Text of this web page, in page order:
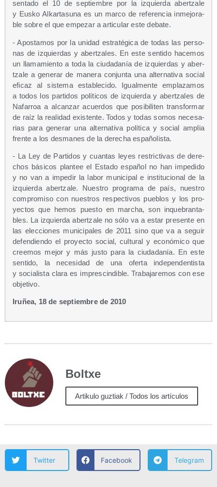
sen­ta­do el 10 de sep­tiem­bre por la izquier­da aber­tza­le
y Eus­ko Alkar­ta­su­na es un mar­co de refe­ren­cia inme­jo­ra­
ble sobre el que empe­zar a arti­cu­lar este debate.
- Apos­ta­mos por la uni­dad estra­té­gi­ca de todas las per­so­
nas de izquier­das y aber­tza­les. En este sen­ti­do hace­mos
un lla­ma­mien­to a toda la ciu­da­da­nía de izquier­das y aber­
tza­le a gene­rar de mane­ra con­jun­ta una alter­na­ti­va social
efi­caz al sis­te­ma esta­ble­ci­do. Igual­men­te empla­za­mos
a todos los par­ti­dos polí­ti­cos de izquier­da y aber­tza­les de
Nafa­rroa a alcan­zar acuer­dos que posi­bi­li­ten trans­for­mar
de raíz la reali­dad exis­ten­te. Todos y todas somos nece­sa­
rias para gene­rar una alter­na­ti­va polí­ti­ca y social amplia
fren­te a los des­ma­nes de la dere­cha españolista.
- La Ley de Par­ti­dos y cuan­tas leyes res­tric­ti­vas de dere­
chos bási­cos plan­tee el Esta­do espa­ñol no han impe­di­do
y no van a impe­dir la labor muni­ci­pal e ins­ti­tu­cio­nal de la
izquier­da aber­tza­le. Nues­tro pro­gra­ma de país, nues­tro
com­pro­mi­so con nues­tros res­pec­ti­vos pue­blos y los pro­
yec­tos que hemos pues­to en mar­cha, son inque­bran­ta­
bles. La izquier­da aber­tza­le no sólo va a estar pre­sen­te en
las elec­cio­nes muni­ci­pa­les de 2011 sino que va a seguir
defen­dien­do el pro­yec­to social, cul­tu­ral y eco­nó­mi­co que
cree­mos mejor y más jus­to para la ciu­da­da­nía. En este
sen­ti­do, la nece­si­dad de una ofer­ta inde­pen­den­tis­ta
y socia­lis­ta cla­ra es impres­cin­di­ble. Tra­ba­ja­re­mos con ese
objetivo.
Iru­ñea, 18 de sep­tiem­bre de 2010
Boltxe
Artikulo guztiak / Todos los artículos
Twitter Facebook Telegram